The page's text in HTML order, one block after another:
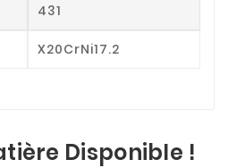
431
X20CrNi17.2
Disponible !